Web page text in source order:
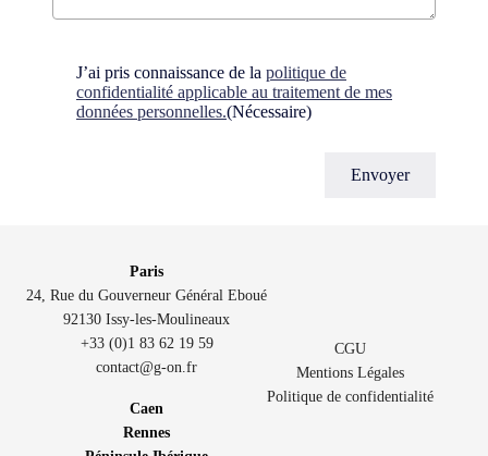
Consent(Nécessaire)
J’ai pris connaissance de la politique de
confidentialité applicable au traitement de mes
données personnelles.(Nécessaire)
Paris
24, Rue du Gouverneur Général Eboué
92130 Issy-les-Moulineaux
+33 (0)1 83 62 19 59
contact@g-on.fr
Caen
Rennes
CGU
Mentions Légales
Politique de confidentialité